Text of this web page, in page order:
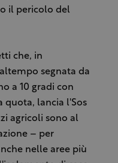
il pericolo del
che, in
segnata da
a 10 gradi con
quota, lancia l'Sos
agricoli sono al
– per
nelle aree più